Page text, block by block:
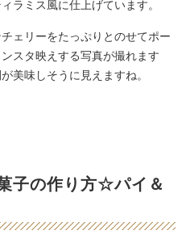
ラミス風に仕上げています。
ェリーをたっぷりとのせてポー
スタ映えする写真が撮れます
美味しそうに見えますね。
子の作り方☆パイ＆